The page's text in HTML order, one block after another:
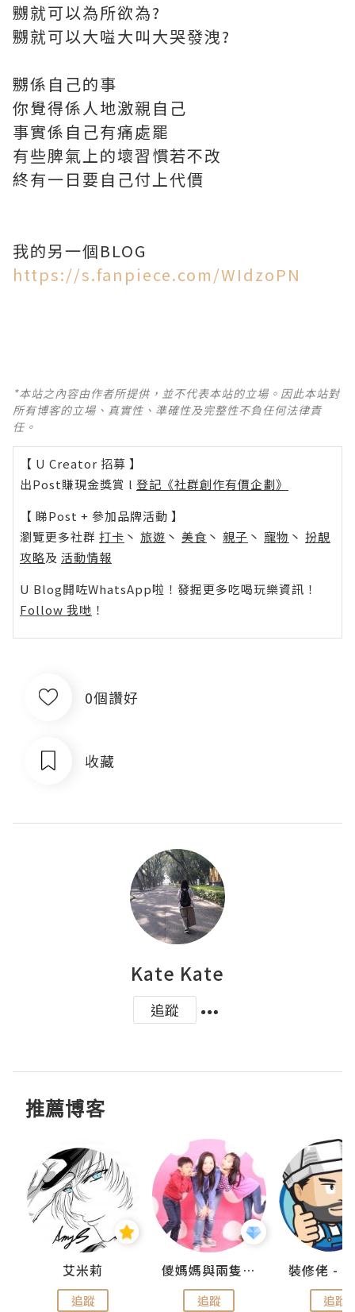
嬲就可以為所欲為?
嬲就可以大嗌大叫大哭發洩?
嬲係自己的事
你覺得係人地激親自己
事實係自己有痛處罷
有些脾氣上的壞習慣若不改
終有一日要自己付上代價
我的另一個BLOG
https://s.fanpiece.com/WIdzoPN
*本站之內容由作者所提供，並不代表本站的立場。因此本站對
所有博客的立場、真實性、準確性及完整性不負任何法律責
任。
【 U Creator 招募 】
出Post賺現金獎賞 l 登記《社群創作有價企劃》
【 睇Post + 參加品牌活動 】
瀏覽更多社群 打卡 丶 旅遊 丶 美食 丶 親子 丶 寵物 丶 扮靚
攻略及 活動情報
U Blog開咗WhatsApp啦！發掘更多吃喝玩樂資訊！
Follow 我哋 ！
0個讚好
收藏
Kate Kate
追蹤
推薦博客
艾米莉
追蹤
儍媽媽與兩隻小魔怪之家
追蹤 追蹤